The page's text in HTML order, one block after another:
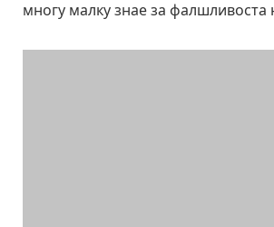
многу малку знае за фалшливоста